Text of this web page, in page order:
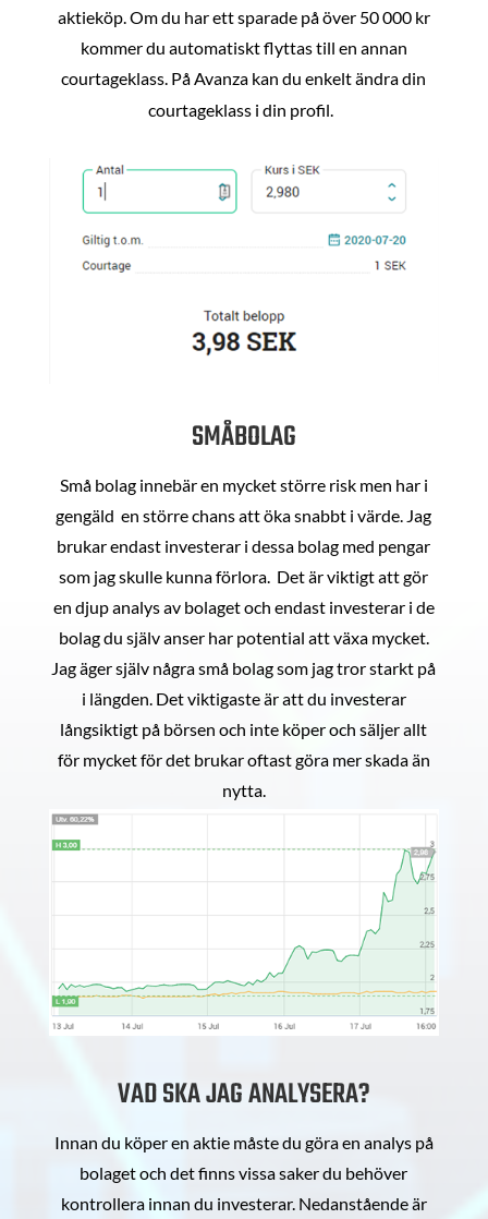
aktieköp. Om du har ett sparade på över 50 000 kr
kommer du automatiskt flyttas till en annan
courtageklass. På Avanza kan du enkelt ändra din
courtageklass i din profil.
SMÅBOLAG
Små bolag innebär en mycket större risk men har i
gengäld en större chans att öka snabbt i värde. Jag
brukar endast investerar i dessa bolag med pengar
som jag skulle kunna förlora. Det är viktigt att gör
en djup analys av bolaget och endast investerar i de
bolag du själv anser har potential att växa mycket.
Jag äger själv några små bolag som jag tror starkt på
i längden. Det viktigaste är att du investerar
långsiktigt på börsen och inte köper och säljer allt
för mycket för det brukar oftast göra mer skada än
nytta.
VAD SKA JAG ANALYSERA?
Innan du köper en aktie måste du göra en analys på
bolaget och det finns vissa saker du behöver
kontrollera innan du investerar. Nedanstående är